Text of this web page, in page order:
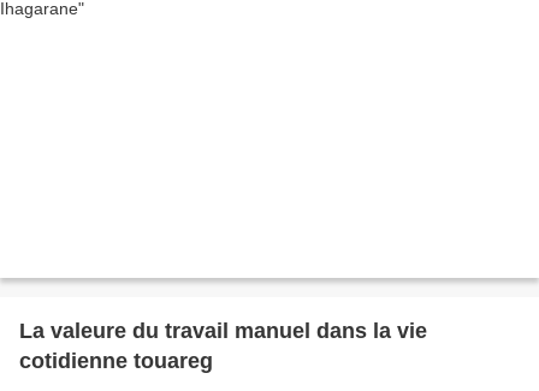
La valeure du travail manuel dans la vie
cotidienne touareg